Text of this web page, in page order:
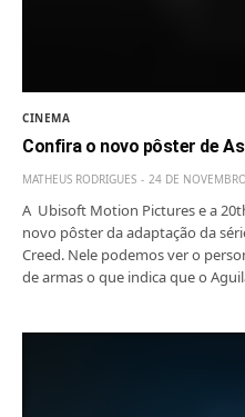
CINEMA
Confira o novo pôster de
MATHEUS RODRIGUES 24 DE
A Ubisoft Motion Pictures e a
novo pôster da adaptação da
Creed. Nele podemos ver o
de armas o que indica que o